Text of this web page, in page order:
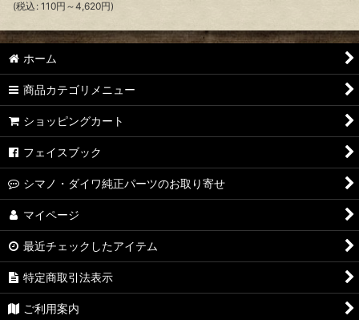
(税込 : 110円 ～4,620円)
ホーム
商品カテゴリメニュー
ショッピングカート
フェイスブック
シマノ・ダイワ純正パーツのお取り寄せ
マイページ
最近チェックしたアイテム
特定商取引法表示
ご利用案内